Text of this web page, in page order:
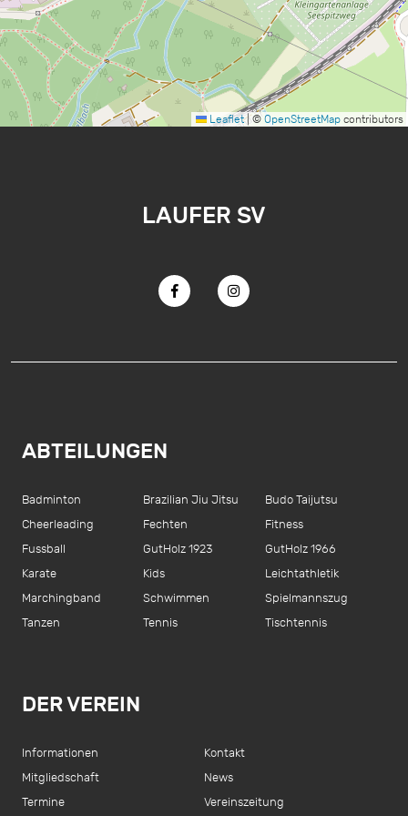
Leaflet |© OpenStreetMap contributors
LAUFER SV
ABTEILUNGEN
Badminton Brazilian Jiu Jitsu
Budo Taijutsu
Cheerleading
Fechten
Fitness
Fussball
GutHolz 1923
GutHolz 1966
Karate
Kids
Leichtathletik
Marchingband
Schwimmen
Spielmannszug
Tanzen
Tennis Tischtennis
DER VEREIN
Informationen
Kontakt
Mitgliedschaft
News
Termine
Vereinszeitung